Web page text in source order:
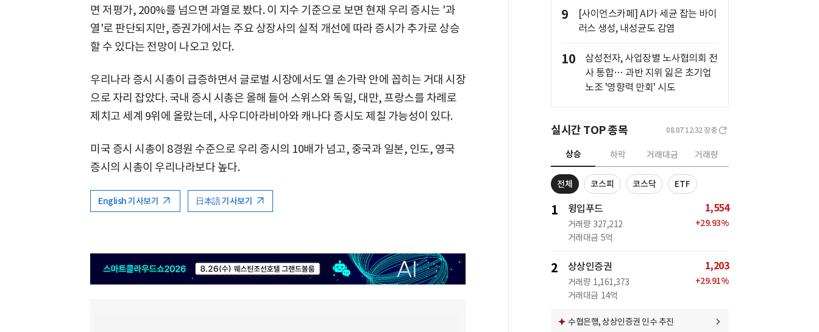
면 저평가, 200%를 넘으면 과열로 봤다. 이 지수 기준으로 보면 현재 우리 증시는 '과
열'로 판단되지만, 증권가에서는 주요 상장사의 실적 개선에 따라 증시가 추가로 상승
할 수 있다는 전망이 나오고 있다.
우리나라 증시 시총이 급증하면서 글로벌 시장에서도 열 손가락 안에 꼽히는 거대 시장
으로 자리 잡았다. 국내 증시 시총은 올해 들어 스위스와 독일, 대만, 프랑스를 차례로
제치고 세계 9위에 올랐는데, 사우디아라비아와 캐나다 증시도 제칠 가능성이 있다.
미국 증시 시총이 8경원 수준으로 우리 증시의 10배가 넘고, 중국과 일본, 인도, 영국
증시의 시총이 우리나라보다 높다.
English 기사보기 日本語 기사보기
9
[사이언스카페] AI가 세균 잡는 바이
러스 생성, 내성균도 감염
10
삼성전자, 사업장별 노사협의회 전
사 통합… 과반 지위 잃은 초기업
노조 '영향력 만회' 시도
실시간 TOP 종목 08.07 12:32 장중
상승 하락 거래대금 거래량
전체 코스피 코스닥 ETF
1 윙입푸드
거래량 327,212
거래대금 5억
1,554
+29.93%
2 상상인증권
거래량 1,161,373
거래대금 14억
1,203
+29.91%
수협은행, 상상인증권 인수 추진